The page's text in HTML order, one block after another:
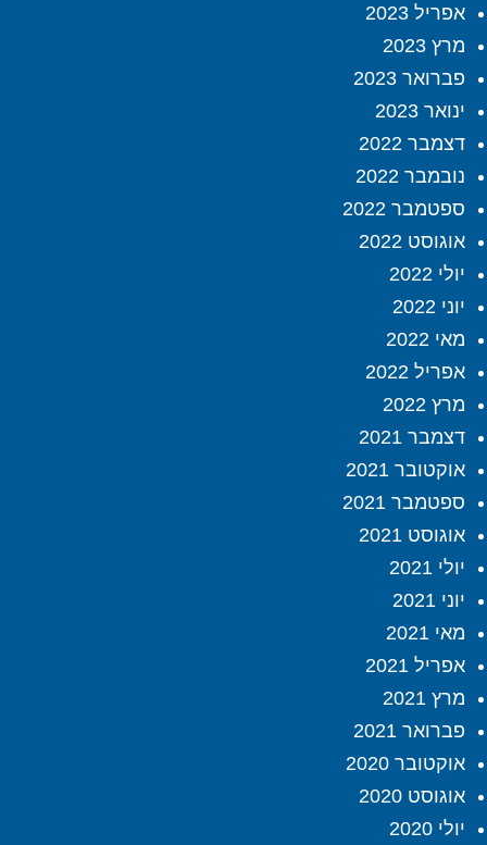
אפריל 2023
מרץ 2023
פברואר 2023
ינואר 2023
דצמבר 2022
נובמבר 2022
ספטמבר 2022
אוגוסט 2022
יולי 2022
יוני 2022
מאי 2022
אפריל 2022
מרץ 2022
דצמבר 2021
אוקטובר 2021
ספטמבר 2021
אוגוסט 2021
יולי 2021
יוני 2021
מאי 2021
אפריל 2021
מרץ 2021
פברואר 2021
אוקטובר 2020
אוגוסט 2020
יולי 2020